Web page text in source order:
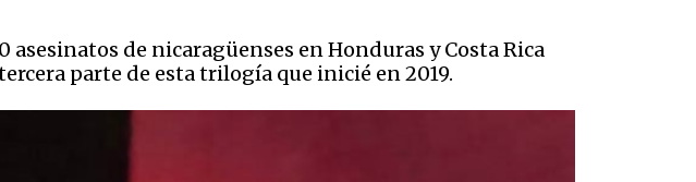
de nicaragüenses en Honduras y Costa Rica
parte de esta trilogía que inicié en 2019.